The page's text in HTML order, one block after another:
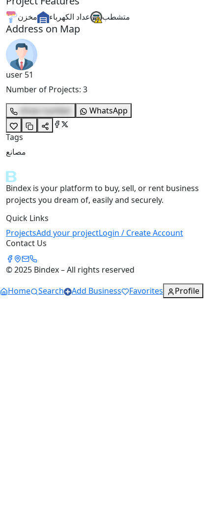
متشطب عداد الكهرباء مخزن
Address on Map
user 51
Number of Projects: 3
show number
WhatsApp
Tags
مصانع
Bindex is your platform to buy, sell, or rent business
projects you dream of, easily and securely.
Quick Links
ProjectsAdd your projectLogin / Create Account
Contact Us
© 2025 Bindex – All rights reserved
Home
Search Add Business Favorites Profile